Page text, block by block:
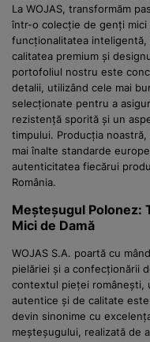
La WOJAS, transformăm
într-o colecție de genți
funcționalitatea inteligentă,
calitatea premium și
portofoliul nostru este
detalii, utilizând cele mai
selecționate pentru a
rezistență sporită și un
timpului. Producția
mai înalte standarde
autenticitatea fiecărui
România.
Meșteșugul Polonez:
Mici de Damă
WOJAS S.A. poartă cu
pielăriei și a confecționării
contextul pieței românești,
autentice și de calitate
devin sinonime cu
meșteșugului, realizată de